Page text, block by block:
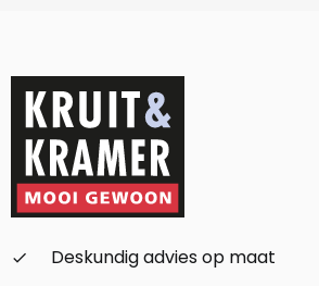
check_small
Deskundig advies op maat